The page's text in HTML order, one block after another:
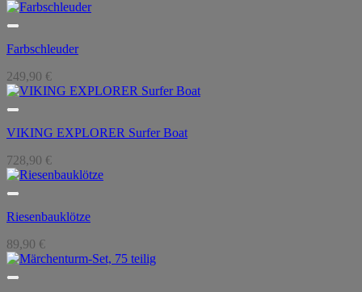
Farbschleuder
249,90 €
VIKING EXPLORER Surfer Boat
728,90 €
Riesenbauklötze
89,90 €